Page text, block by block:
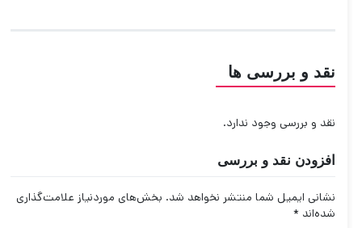
نقد و بررسی ها
نقد و بررسی وجود ندارد.
افزودن نقد و بررسی
نشانی ایمیل شما منتشر نخواهد شد. بخش‌های موردنیاز علامت‌گذاری
شده‌اند*